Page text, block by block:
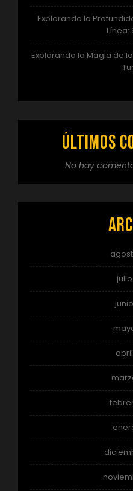
Explorando la
Línea:
Explorando la Magia de
Últimos
No hay